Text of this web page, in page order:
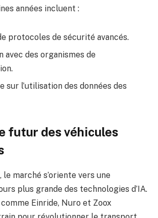
années incluent :
protocoles de sécurité avancés.
avec des organismes de
sur l’utilisation des données des
futur des véhicules
le marché s’oriente vers une
plus grande des technologies d’IA.
Einride, Nuro et Zoox